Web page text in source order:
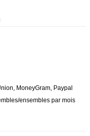
MoneyGram, Paypal
ensembles par mois